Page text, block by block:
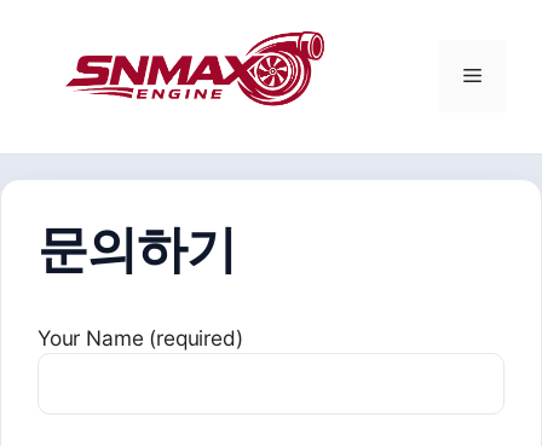
뛰
메
문의하기
Your Name (required)